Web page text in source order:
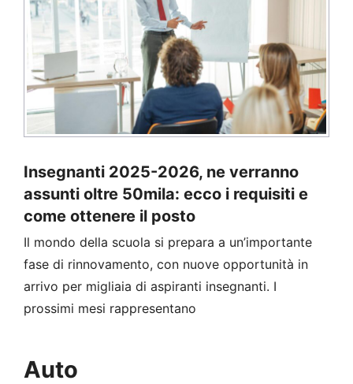
Insegnanti 2025-2026, ne verranno
assunti oltre 50mila: ecco i requisiti e
come ottenere il posto
Il mondo della scuola si prepara a un’importante
fase di rinnovamento, con nuove opportunità in
arrivo per migliaia di aspiranti insegnanti. I
prossimi mesi rappresentano
Auto